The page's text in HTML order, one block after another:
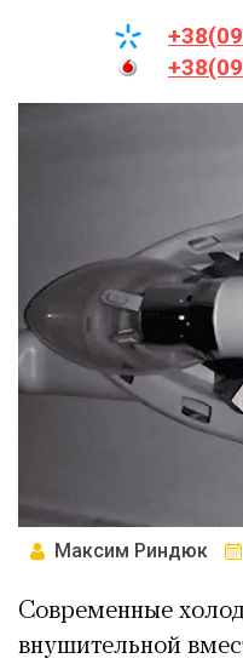
Максим Риндюк
Современные
внушительной